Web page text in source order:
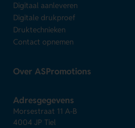
Digitaal aanleveren
Digitale drukproef
Druktechnieken
Contact opnemen
Over ASPromotions
Adresgegevens
Morsestraat 11 A-B
4004 JP Tiel